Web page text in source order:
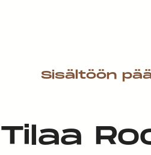
Sisältöön
Tilaa